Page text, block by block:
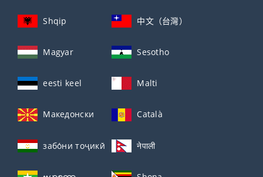
Shqip 中文（台灣）
Magyar Sesotho
eesti keel Malti
Македонски Català
забо́ни тоҷикӣ́ नेपाली